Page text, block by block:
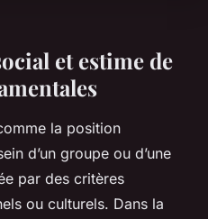
et estime de
la position
d’un groupe ou d’une
par des critères
ou culturels. Dans la